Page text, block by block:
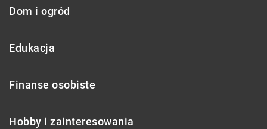
Dom i ogród
Edukacja
Finanse osobiste
Hobby i zainteresowania